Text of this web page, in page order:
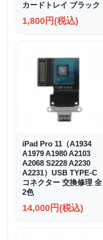
カードトレイ ブラック
1,800円(税込)
iPad Pro 11（A1934
A1979 A1980 A2103
A2068 S2228 A2230
A2231）USB TYPE-C
コネクター 交換修理 全
2色
14,000円(税込)